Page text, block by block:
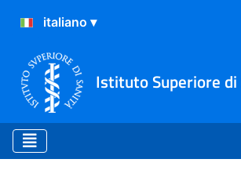
Istituto Superiore di